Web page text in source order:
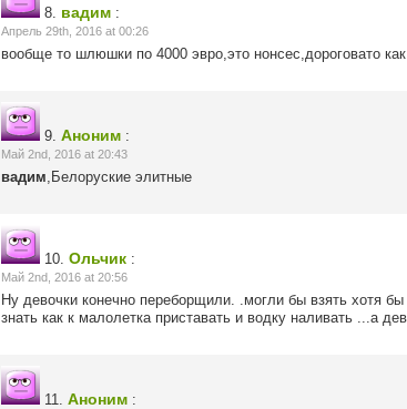
8. вадим :
Апрель 29th, 2016 at 00:26
вообще то шлюшки по 4000 эвро,это нонсес,дороговато
9. Аноним :
Май 2nd, 2016 at 20:43
вадим,Белоруские элитные
10. Ольчик :
Май 2nd, 2016 at 20:56
Ну девочки конечно переборщили. .могли бы взять хотя
знать как к малолетка приставать и водку наливать ...а
11. Аноним :